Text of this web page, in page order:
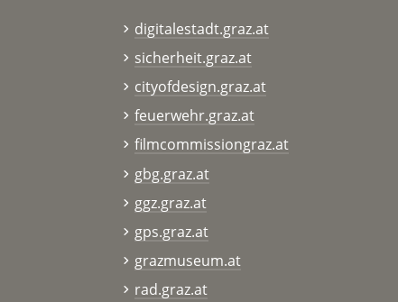
digitalestadt.graz.at
sicherheit.graz.at
cityofdesign.graz.at
feuerwehr.graz.at
filmcommissiongraz.at
gbg.graz.at
ggz.graz.at
gps.graz.at
grazmuseum.at
rad.graz.at